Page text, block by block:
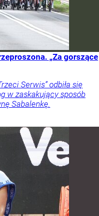
„Za gorszące
Serwis” odbiła się
w zaskakujący sposób
Sabalenkę.